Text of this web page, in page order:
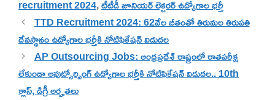
recruitment 2024,టీటీడీ జూనియర్ లెక్చరర్ ఉద్యోగాల భర్తీ
TTD Recruitment 2024: 62వేల జీతంతో తిరుమల తిరుపతి
దేవస్థానం ఉద్యోగాల భర్తీకి నోటిఫికేషన్ విడుదల
AP Outsourcing Jobs: ఆంధ్రప్రదేశ్ రాష్ట్రంలో రాతపరీక్ష
లేకుండా అవుట్సోర్సింగ్ ఉద్యోగాల భర్తీకి నోటిఫికేషన్ విడుదల.. 10th
క్లాస్, డిగ్రీ అర్హతలు